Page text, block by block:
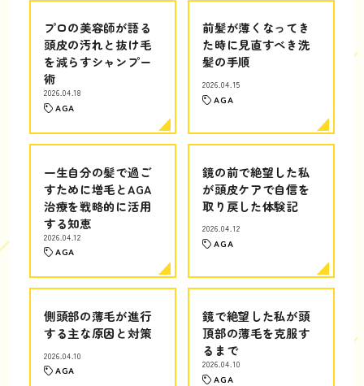
プロの美容師が語る
頭皮の汚れと抜け毛
を減らすシャンプー
術
2026.04.18
AGA
前髪が薄くなってき
た時に見直すべき洗
髪の手順
2026.04.15
AGA
一生自分の髪で過ご
すために増毛とAGA
治療を戦略的に活用
する知恵
2026.04.12
AGA
鏡の前で絶望した私
が頭皮ケアで自信を
取り戻した体験記
2026.04.12
AGA
側頭部の薄毛が進行
する主な原因と対策
2026.04.10
AGA
鏡で絶望した私が頭
頂部の薄毛を克服す
るまで
2026.04.10
AGA